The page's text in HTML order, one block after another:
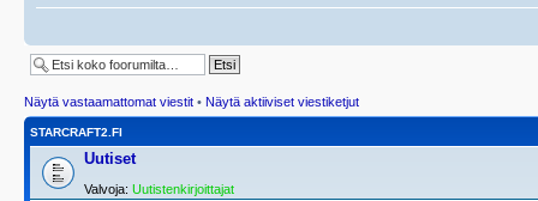
Näytä vastaamattomat viestit • Näytä aktiiviset viestiketjut
STARCRAFT2.FI
Uutiset
Valvoja: Uutistenkirjoittajat